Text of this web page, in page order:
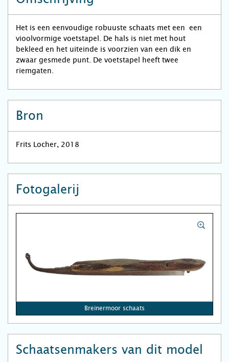
Het is een eenvoudige robuuste schaats met een een
vioolvormige voetstapel. De hals is niet met hout
bekleed en het uiteinde is voorzien van een dik en
zwaar gesmede punt. De voetstapel heeft twee
riemgaten.
Bron
Frits Locher, 2018
Fotogalerij
Breinermoor schaats
Schaatsenmakers van dit model